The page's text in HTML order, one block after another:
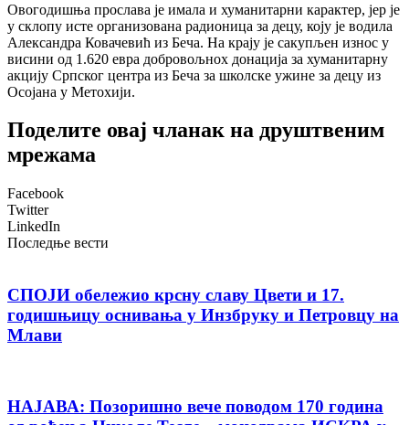
Овогодишња прослава је имала и хуманитарни карактер, јер је
у склопу исте организована радионица за децу, коју је водила
Александра Ковачевић из Беча. На крају је сакупљен износ у
висини од 1.620 евра добровољнох донација за хуманитарну
акцију Српског центра из Беча за школске ужине за децу из
Осојана у Метохији.
Поделите овај чланак на друштвеним
мрежама
Facebook
Twitter
LinkedIn
Последње вести
СПОЈИ обележио крсну славу Цвети и 17.
годишњицу оснивања у Инзбруку и Петровцу на
Млави
НАЈАВА: Позоришно вече поводом 170 година